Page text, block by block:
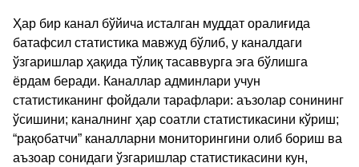
Ҳар бир канал бўйича исталган муддат оралиғида
батафсил статистика мавжуд бўлиб, у каналдаги
ўзгаришлар ҳақида тўлиқ тасаввурга эга бўлишга
ёрдам беради. Каналлар админлари учун
статистиканинг фойдали тарафлари: аъзолар сонининг
ўсишини; каналнинг ҳар соатли статистикасини кўриш;
“рақобатчи” каналларни мониторингини олиб бориш ва
аъзоар сонидаги ўзгаришлар статистикасини кун,